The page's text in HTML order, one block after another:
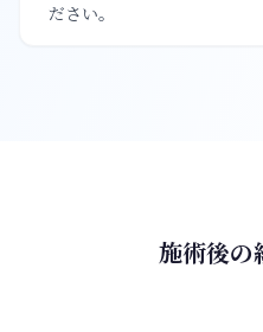
ださい。
施術後の